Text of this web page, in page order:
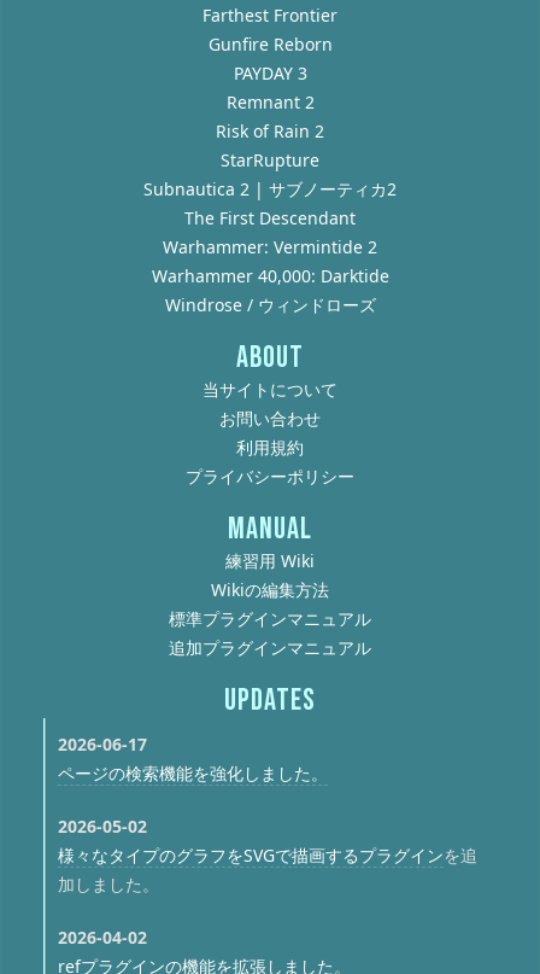
Farthest Frontier
Gunfire Reborn
PAYDAY 3
Remnant 2
Risk of Rain 2
StarRupture
Subnautica 2 | サブノーティカ2
The First Descendant
Warhammer: Vermintide 2
Warhammer 40,000: Darktide
Windrose / ウィンドローズ
ABOUT
当サイトについて
お問い合わせ
利用規約
プライバシーポリシー
MANUAL
練習用 Wiki
Wikiの編集方法
標準プラグインマニュアル
追加プラグインマニュアル
UPDATES
2026-06-17
ページの検索機能を強化しました。
2026-05-02
様々なタイプのグラフをSVGで描画するプラグインを追
加しました。
2026-04-02
refプラグインの機能を拡張しました。